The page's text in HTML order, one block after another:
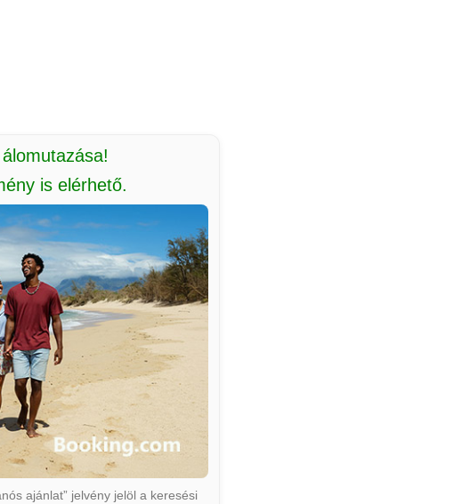
is elérhető.
ajánlat” jelvény jelöl a keresési